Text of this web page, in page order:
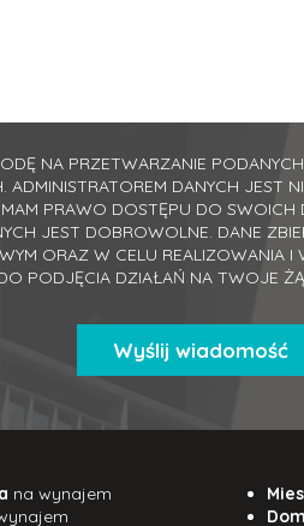
NA PRZETWARZANIE
ADMINISTRATOREM DANYCH JEST
MAM PRAWO DOSTĘPU DO SWOICH
JEST DOBROWOLNE. DANE
ORAZ W CELU REALIZOWANIA I
PODJĘCIA DZIAŁAŃ NA TWOJE
na wynajem